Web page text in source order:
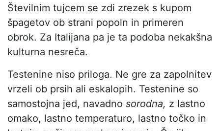
Številnim tujcem se zdi zrezek s kupom
špagetov ob strani popoln in primeren
obrok. Za Italijana pa je ta podoba nekakšna
kulturna nesreča.
Testenine niso priloga. Ne gre za zapolnitev
vrzeli ob prsih ali eskalopih. Testenine so
samostojna jed, navadno sorodna, z lastno
omako, lastno temperaturo, lastno točko in